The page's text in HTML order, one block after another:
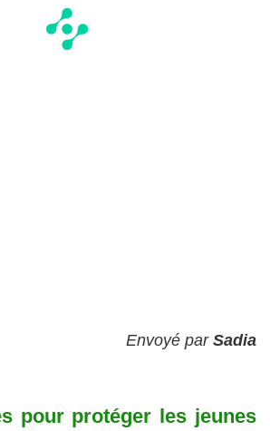
Envoyé par Sadia
pour protéger les jeunes